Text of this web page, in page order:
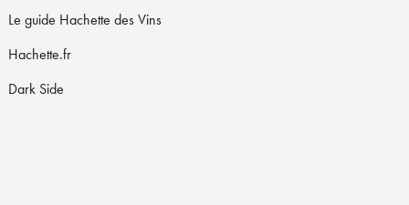
Le guide Hachette des Vins
Hachette.fr
Dark Side